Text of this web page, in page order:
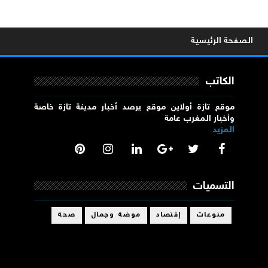
الصفحة الرئيسية
الكاتب
موقع تازة أولاين موقع يرصد أخبار مدينة تازة خاصة
وأخبار المغرب عامة
المزيد
التسميات
منوعات إقتصاد موضة وجمال صحة